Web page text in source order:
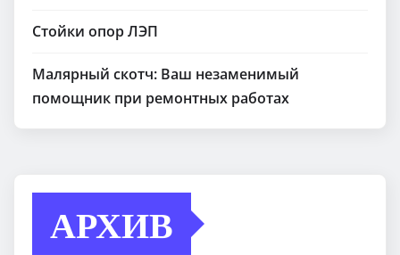
Стойки опор ЛЭП
Малярный скотч: Ваш незаменимый
помощник при ремонтных работах
АРХИВ